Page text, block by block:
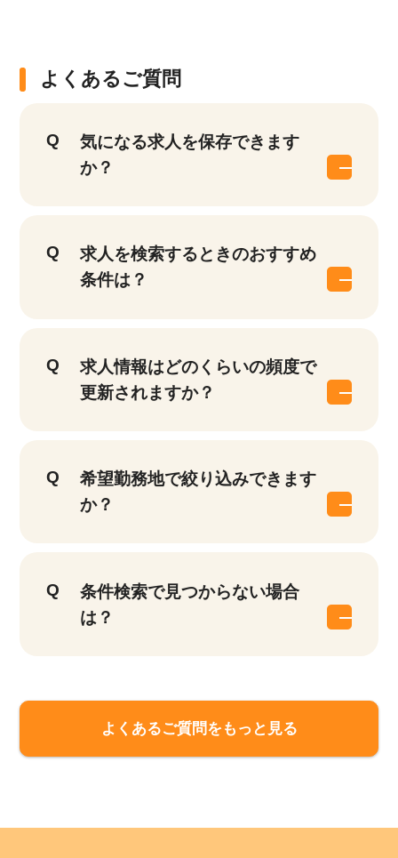
よくあるご質問
気になる求人を保存できます
か？
求人を検索するときのおすすめ
条件は？
求人情報はどのくらいの頻度で
更新されますか？
希望勤務地で絞り込みできます
か？
条件検索で見つからない場合
は？
よくあるご質問をもっと見る
9,868 件
他の条件を選択